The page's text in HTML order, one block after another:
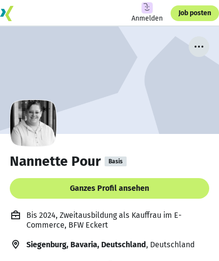
Anmelden
Job posten
Nannette Pour Basis
Ganzes Profil ansehen
Bis 2024, Zweitausbildung als Kauffrau im E-
Commerce, BFW Eckert
Siegenburg, Bavaria, Deutschland, Deutschland